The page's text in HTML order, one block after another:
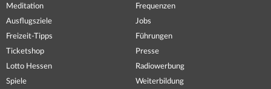
Meditation
Ausflugsziele
Freizeit-Tipps
Ticketshop
Lotto Hessen
Spiele
Frequenzen
Jobs
Führungen
Presse
Radiowerbung
Weiterbildung